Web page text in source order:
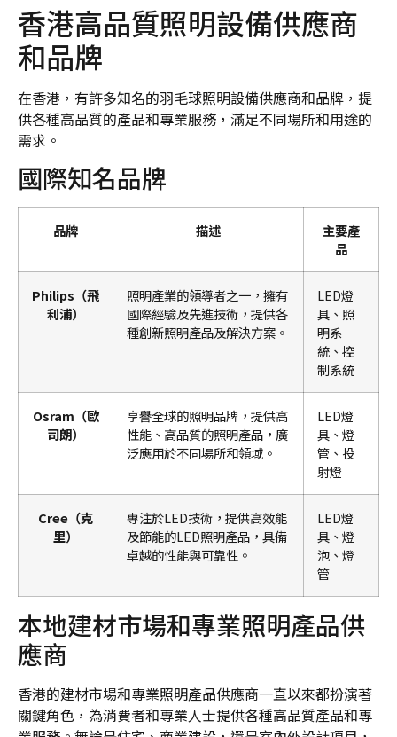
香港高品質照明設備供應商
和品牌
在香港，有許多知名的羽毛球照明設備供應商和品牌，提
供各種高品質的產品和專業服務，滿足不同場所和用途的
需求。
國際知名品牌
品牌 描述
主要產
品
Philips（飛
利浦）
照明產業的領導者之一，擁有
國際經驗及先進技術，提供各
種創新照明產品及解決方案。
LED燈
具、照
明系
統、控
制系統
Osram（歐
司朗）
享譽全球的照明品牌，提供高
性能、高品質的照明產品，廣
泛應用於不同場所和領域。
LED燈
具、燈
管、投
射燈
Cree（克
里）
專注於LED技術，提供高效能
及節能的LED照明產品，具備
卓越的性能與可靠性。
LED燈
具、燈
泡、燈
管
本地建材市場和專業照明產品供
應商
香港的建材市場和專業照明產品供應商一直以來都扮演著
關鍵角色，為消費者和專業人士提供各種高品質產品和專